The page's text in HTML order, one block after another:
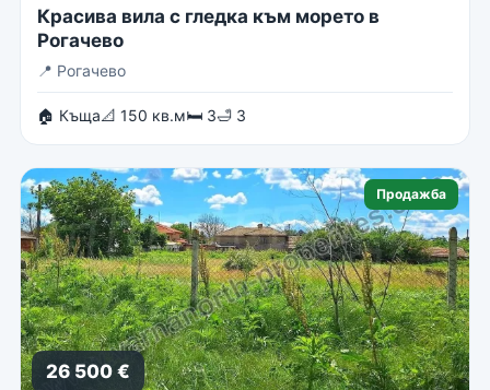
Красива вила с гледка към морето в
Рогачево
📍 Рогачево
🏠 Къща📐 150 кв.м🛏 3🛁 3
Продажба
26 500 €